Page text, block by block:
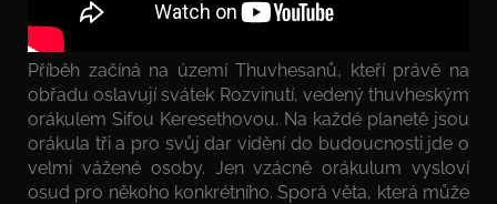
Příběh začíná na území Thuvhesanů, kteří právě na
obřadu oslavují svátek Rozvinutí, vedený thuvheským
orákulem Sifou Keresethovou. Na každé planetě jsou
orákula tři a pro svůj dar vidění do budoucnosti jde o
velmi vážené osoby. Jen vzácně orákulum vysloví
osud pro někoho konkrétního. Sporá věta, která může